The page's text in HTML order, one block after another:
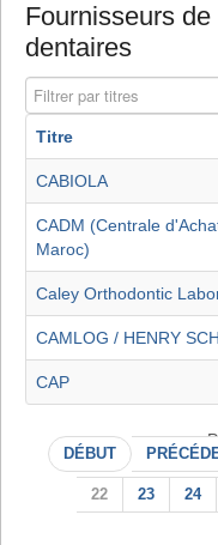
Fournisseurs
dentaires
Filtrer par titres
Titre
CABIOLA
CADM (Centrale
Maroc)
Caley Orthodontic
CAMLOG / HENRY
CAP
DÉBUT
22 23 24